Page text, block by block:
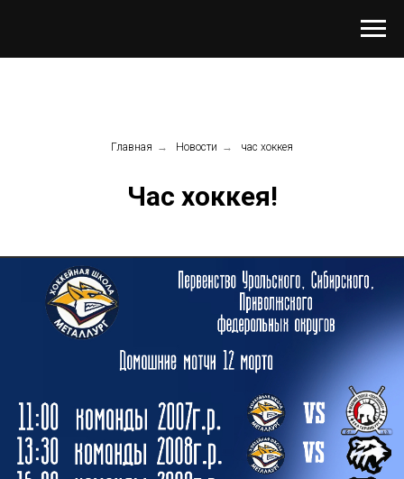
Главная → Новости → час хоккея
Час хоккея!